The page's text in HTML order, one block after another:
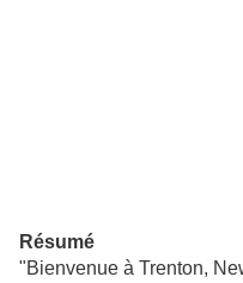
Résumé
"Bienvenue à Trenton,